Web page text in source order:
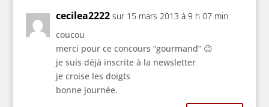
cecilea2222 sur 15 mars 2013 à 9 h 07 min
coucou
merci pour ce concours “gourmand” 😉
je suis déjà inscrite à la newsletter
je croise les doigts
bonne journée.